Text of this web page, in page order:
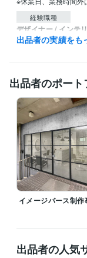
経験職種
デザイナー / インテ
営業 / 個人営業 経
建築・土木・施工管
建築・土木・施工管
職歴
プランインフィニッ
株式会社エコハウス
資格・検定
2級建築施工管理技士
インテリアコーディ
ビジネス・クリエ
Adobe Photoshop:3
その他ツール
マイホームデザイナ
出品者の実績をも
出品者のポート
イメージパース制作
出品者の人気